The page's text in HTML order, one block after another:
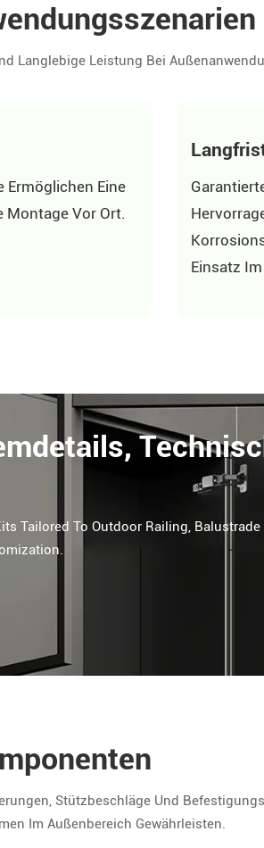
Langlebige Leistung Bei
Ermöglichen Eine
Montage Vor Ort.
Einsatz
Tailored To Outdoor Railing,
Stützbeschläge Und
Im Außenbereich Gewährleisten.